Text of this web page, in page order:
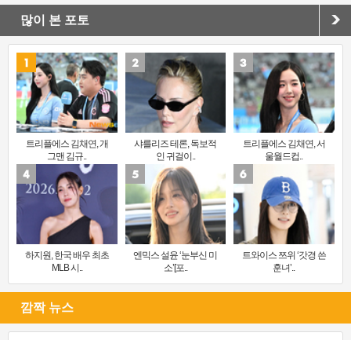
많이 본 포토
트리플에스 김채연, 개
그맨 김규..
샤를리즈 테론, 독보적
인 귀걸이..
트리플에스 김채연, 서
울월드컵..
하지원, 한국 배우 최초
MLB 시..
엔믹스 설윤 ‘눈부신 미
소’[포..
트와이스 쯔위 ‘갓경 쓴
훈녀’..
깜짝 뉴스